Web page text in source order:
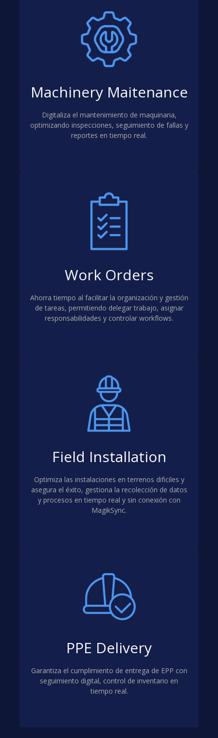
Machinery Maitenance
Digitaliza el mantenimiento de maquinaria,
optimizando inspecciones, seguimiento de fallas y
reportes en tiempo real.
Work Orders
Ahorra tiempo al facilitar la organización y gestión
de tareas, permitiendo delegar trabajo, asignar
responsabilidades y controlar workflows.
Field Installation
Optimiza las instalaciones en terrenos dificiles y
asegura el éxito, gestiona la recolección de datos
y procesos en tiempo real y sin conexión con
MagikSync.
PPE Delivery
Garantiza el cumplimiento de entrega de EPP con
seguimiento digital, control de inventario en
tiempo real.